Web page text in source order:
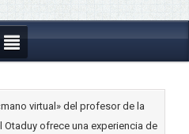
virtual» del profesor de la
Otaduy ofrece una experiencia de